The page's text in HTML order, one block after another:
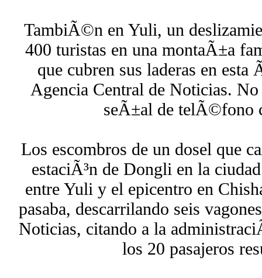
TambiÃ©n en Yuli, un
400 turistas en una montaÃ±a
que cubren sus laderas en
Agencia Central de Noticias.
seÃ±al de
Los escombros de un dosel que
estaciÃ³n de Dongli en la
entre Yuli y el epicentro en
pasaba, descarrilando seis
Noticias, citando a la
los 20 pasajeros